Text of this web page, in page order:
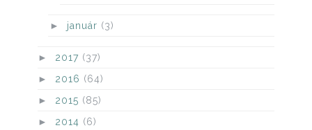
► január (3)
► 2017 (37)
► 2016 (64)
► 2015 (85)
► 2014 (6)